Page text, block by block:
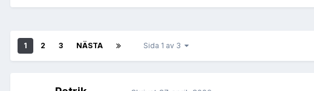
1 2 3 NÄSTA Sida 1 av 3